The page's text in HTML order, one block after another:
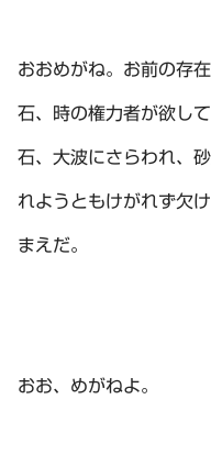
おおめがね。お前の存
石、時の権力者が欲し
石、大波にさらわれ、
れようともけがれず欠
まえだ。
おお、めがねよ。